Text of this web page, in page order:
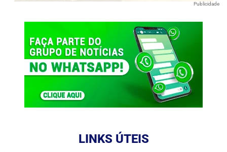
Publicidade
LINKS ÚTEIS